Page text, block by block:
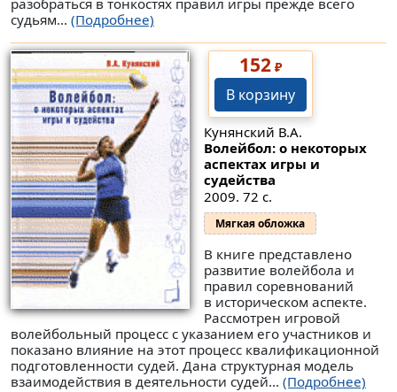
разобраться в тонкостях правил игры прежде всего
судьям... (Подробнее)
152₽
В корзину
Кунянский В.А.
Волейбол: о некоторых
аспектах игры и
судейства
2009. 72 с.
Мягкая обложка
В книге представлено
развитие волейбола и
правил соревнований
в историческом аспекте.
Рассмотрен игровой
волейбольный процесс с указанием его участников и
показано влияние на этот процесс квалификационной
подготовленности судей. Дана структурная модель
взаимодействия в деятельности судей... (Подробнее)